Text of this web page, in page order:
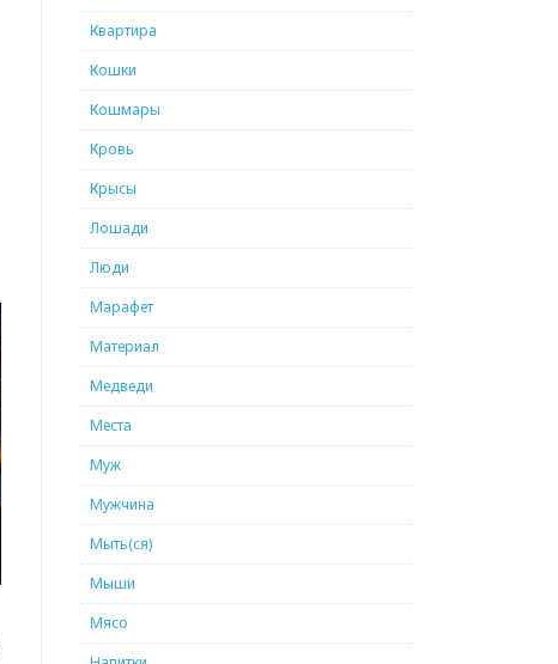
Квартира
Кошки
Кошмары
Кровь
Крысы
Лошади
Люди
Марафет
Материал
Медведи
Места
Муж
Мужчина
Мыть(ся)
Мыши
Мясо